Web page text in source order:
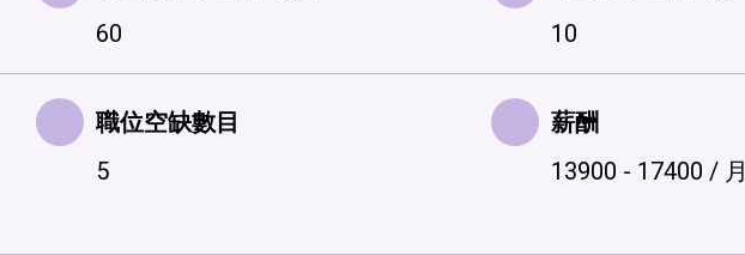
60
10
職位空缺數目
5
薪酬
13900 - 17400 / 月